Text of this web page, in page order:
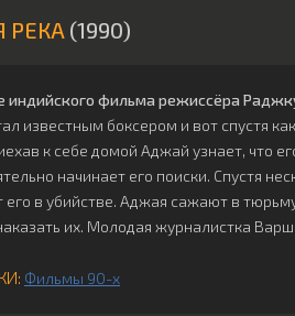
РЕКА (1990)
индийского фильма режиссёра
известным боксером и вот спустя
к себе домой Аджай узнает, что
начинает его поиски. Спустя
его в убийстве. Аджая сажают в
их. Молодая журналистка
Фильмы 90-х